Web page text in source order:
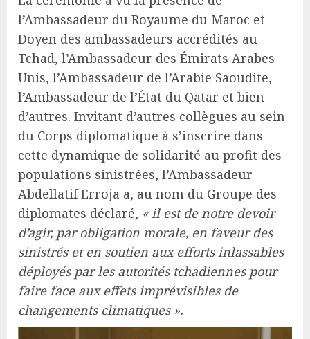
l’Ambassadeur du Royaume du Maroc et
Doyen des ambassadeurs accrédités au
Tchad, l’Ambassadeur des Émirats Arabes
Unis, l’Ambassadeur de l’Arabie Saoudite,
l’Ambassadeur de l’État du Qatar et bien
d’autres. Invitant d’autres collègues au sein
du Corps diplomatique à s’inscrire dans
cette dynamique de solidarité au profit des
populations sinistrées, l’Ambassadeur
Abdellatif Erroja a, au nom du Groupe des
diplomates déclaré, « il est de notre devoir
d’agir, par obligation morale, en faveur des
sinistrés et en soutien aux efforts inlassables
déployés par les autorités tchadiennes pour
faire face aux effets imprévisibles de
changements climatiques ».